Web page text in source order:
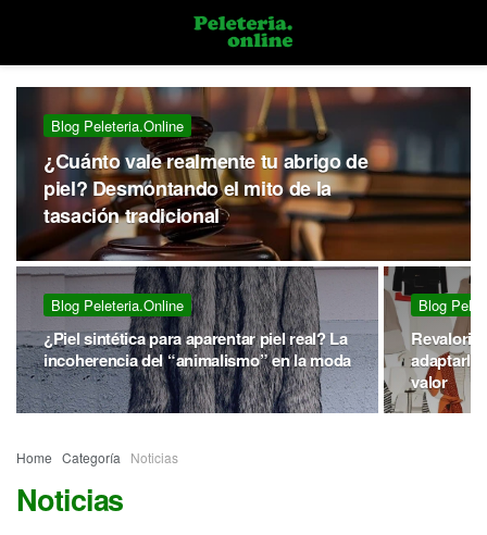
Blog Peleteria.online
¿Cuánto vale realmente tu abrigo de
piel? Desmontando el mito de la
tasación tradicional
Blog Peleteria.online
¿Piel sintética para aparentar piel real? La
incoherencia del “animalismo” en la moda
Blog
adaptarla
valor
Home Categoría Noticias
Noticias